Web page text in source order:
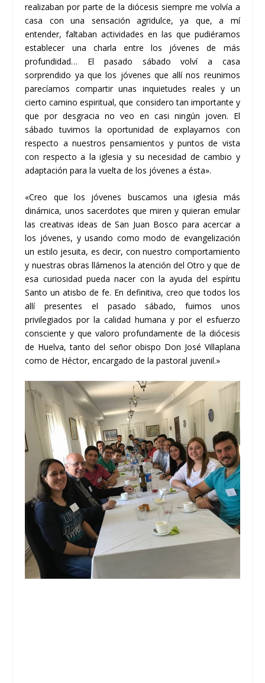
realizaban por parte de la diócesis siempre me volvía a
casa con una sensación agridulce, ya que, a mí
entender, faltaban actividades en las que pudiéramos
establecer una charla entre los jóvenes de más
profundidad… El pasado sábado volví a casa
sorprendido ya que los jóvenes que allí nos reunimos
parecíamos compartir unas inquietudes reales y un
cierto camino espiritual, que considero tan importante y
que por desgracia no veo en casi ningún joven. El
sábado tuvimos la oportunidad de explayarnos con
respecto a nuestros pensamientos y puntos de vista
con respecto a la iglesia y su necesidad de cambio y
adaptación para la vuelta de los jóvenes a ésta».
«Creo que los jóvenes buscamos una iglesia más
dinámica, unos sacerdotes que miren y quieran emular
las creativas ideas de San Juan Bosco para acercar a
los jóvenes, y usando como modo de evangelización
un estilo jesuita, es decir, con nuestro comportamiento
y nuestras obras llámenos la atención del Otro y que de
esa curiosidad pueda nacer con la ayuda del espíritu
Santo un atisbo de fe. En definitiva, creo que todos los
allí presentes el pasado sábado, fuimos unos
privilegiados por la calidad humana y por el esfuerzo
consciente y que valoro profundamente de la diócesis
de Huelva, tanto del señor obispo Don José Villaplana
como de Héctor, encargado de la pastoral juvenil.»